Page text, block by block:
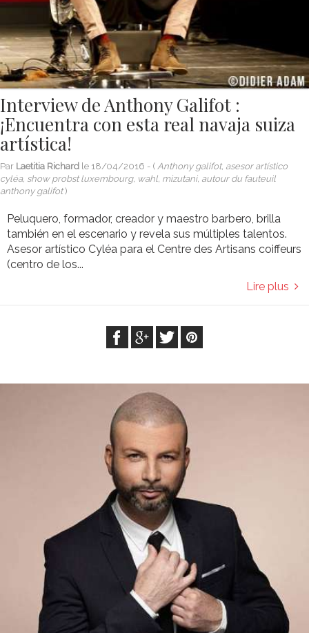
Interview de Anthony Galifot :
¡Encuentra con esta real navaja suiza
artística!
Par Laetitia Richard le 18/04/2016 - ( Anthony galifot, asesor artístico
cyléa, show probst luxembourg, wahl, mizutani, autour du fauteuil
anthony galifot)
Peluquero, formador, creador y maestro barbero, brilla
también en el escenario y revela sus múltiples talentos.
Asesor artístico Cyléa para el Centre des Artisans coiffeurs
(centro de los...
Lire plus